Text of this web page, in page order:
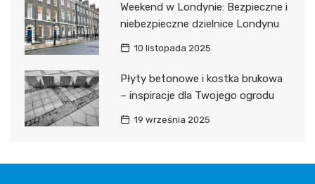
Weekend w Londynie: Bezpieczne i
niebezpieczne dzielnice Londynu
10 listopada 2025
Płyty betonowe i kostka brukowa
– inspiracje dla Twojego ogrodu
19 września 2025